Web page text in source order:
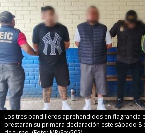
Los tres pandilleros aprehendidos en flagrancia
prestarán su primera declaración este sábado 8